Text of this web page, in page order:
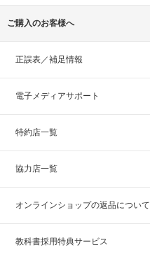
ご購入のお客様へ
正誤表／補足情報
電子メディアサポート
特約店一覧
協力店一覧
オンラインショップの返品について
教科書採用特典サービス